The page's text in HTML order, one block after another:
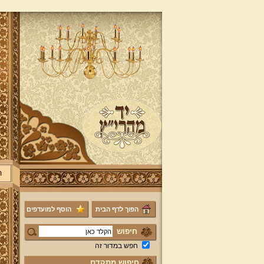
הפוך לדף הבית הוסף למועדפים
חיפוש
חפש במדור זה